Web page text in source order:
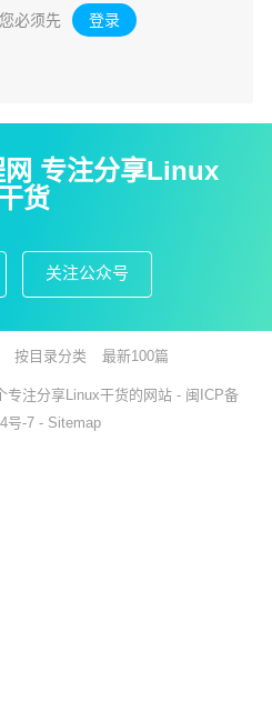
必须先 登录 。
专注分享Linux
货
关注公众号
按目录分类 最新100篇
专注分享Linux干货的网站 - 闽ICP备
号-7 - Sitemap